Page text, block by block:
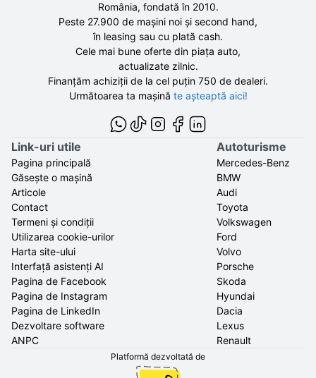
România, fondată în 2010.
Peste 27.900 de mașini noi și second hand,
în leasing sau cu plată cash.
Cele mai bune oferte din piața auto,
actualizate zilnic.
Finanțăm achiziții de la cel puțin 750 de dealeri.
Următoarea ta mașină te așteaptă aici!
Link-uri utile
Pagina principală
Găsește o mașină
Articole
Contact
Termeni și condiții
Utilizarea cookie-urilor
Harta site-ului
Interfață asistenți AI
Pagina de Facebook
Pagina de Instagram
Pagina de LinkedIn
Dezvoltare software
ANPC
Autoturisme
Mercedes-Benz
BMW
Audi
Toyota
Volkswagen
Ford
Volvo
Porsche
Skoda
Hyundai
Dacia
Lexus
Renault
Platformă dezvoltată de